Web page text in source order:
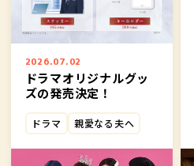
2026.07.02
ドラマオリジナルグッ
ズの発売決定！
ドラマ 親愛なる夫へ